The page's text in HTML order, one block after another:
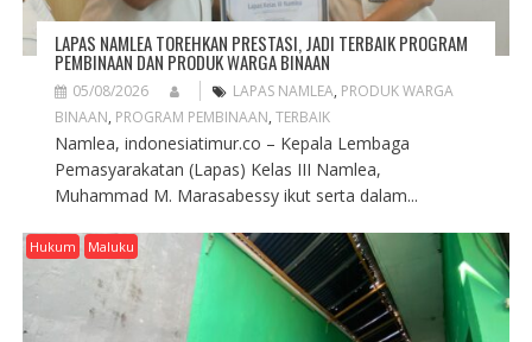
LAPAS NAMLEA TOREHKAN PRESTASI, JADI TERBAIK PROGRAM
PEMBINAAN DAN PRODUK WARGA BINAAN
05/08/2026 LAPAS NAMLEA, PRODUK WARGA
BINAAN, PROGRAM PEMBINAAN, TERBAIK
Namlea, indonesiatimur.co – Kepala Lembaga
Pemasyarakatan (Lapas) Kelas III Namlea,
Muhammad M. Marasabessy ikut serta dalam...
Hukum Maluku